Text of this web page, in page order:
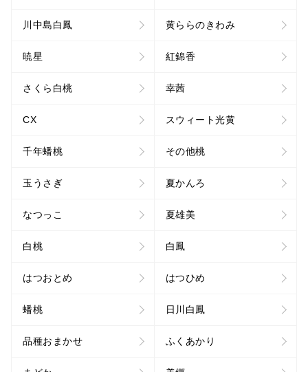
川中島白鳳 黄ららのきわみ
暁星 紅錦香
さくら白桃 幸茜
CX スウィート光黄
千年蟠桃 その他桃
玉うさぎ 夏かんろ
なつっこ 夏雄美
白桃 白鳳
はつおとめ はつひめ
蟠桃 日川白鳳
品種おまかせ ふくあかり